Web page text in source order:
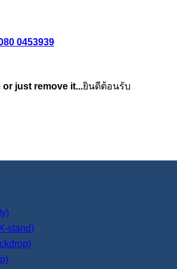
0453939
just remove it...ยินดีต้อนรับ
stand)